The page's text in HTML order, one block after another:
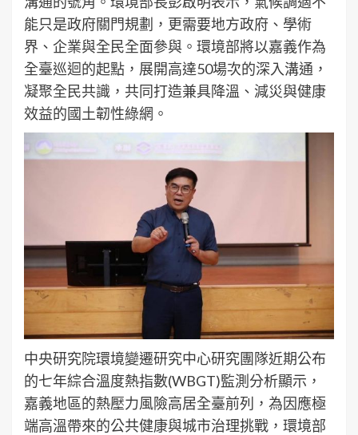
能只是政府關門規劃，更需要地方政府、學術
界、企業與全民全面參與。環境部將以嘉義作為
全臺巡迴的起點，展開高達50場次的深入溝通，
凝聚全民共識，共同打造兼具降溫、減災與健康
效益的國土韌性綠網。
中央研究院環境變遷研究中心研究團隊近期公布
的七年綜合溫度熱指數(WBGT)監測分析顯示，
嘉義地區的熱壓力風險高居全臺前列，為因應極
端高溫帶來的公共健康與城市治理挑戰，環境部